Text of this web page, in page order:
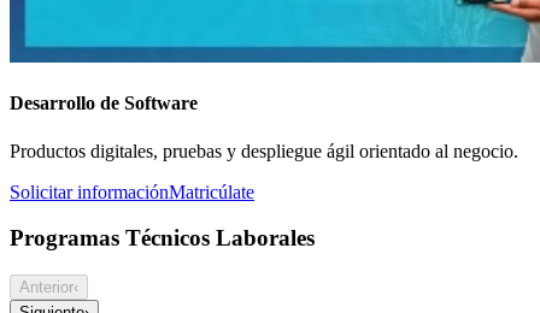
Desarrollo de Software
Productos digitales, pruebas y despliegue ágil orientado al negocio.
Solicitar informaciónMatricúlate
Programas Técnicos Laborales
Anterior‹